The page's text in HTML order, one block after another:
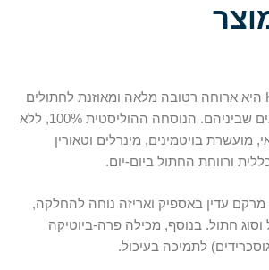
Kit Cat Petite Pouch היא ארוחה רטובה מלאה ומאוזנת לחתולים
– מושלמת גם לבררנים שביניהם. הנוסחה ההוליסטית 100%, ללא
מועשרת בויטמינים, מינרלים וטאורין
ורווחת החתול ביום-יום.
מרקם עדין באספיק ואריזה נוחה להחלקה,
חתול. בנוסף, מכילה פרה-ביוטיקה
לתמיכה בעיכול.